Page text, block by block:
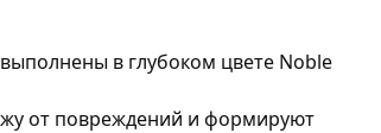
в глубоком цвете Noble
от повреждений и формируют